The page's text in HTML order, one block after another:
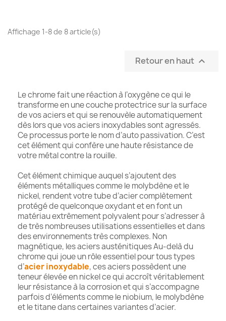
Affichage 1-8 de 8 article(s)
Retour en haut 
Le chrome fait une réaction à l’oxygène ce qui le
transforme en une couche protectrice sur la surface
de vos aciers et qui se renouvèle automatiquement
dès lors que vos aciers inoxydables sont agressés.
Ce processus porte le nom d’auto passivation. C’est
cet élément qui confère une haute résistance de
votre métal contre la rouille.
Cet élément chimique auquel s’ajoutent des
éléments métalliques comme le molybdène et le
nickel, rendent votre tube d’acier complètement
protégé de quelconque oxydant et en font un
matériau extrêmement polyvalent pour s’adresser à
de très nombreuses utilisations essentielles et dans
des environnements très complexes. Non
magnétique, les aciers austénitiques Au-delà du
chrome qui joue un rôle essentiel pour tous types
d’acier inoxydable, ces aciers possèdent une
teneur élevée en nickel ce qui accroît véritablement
leur résistance à la corrosion et qui s’accompagne
parfois d’éléments comme le niobium, le molybdène
et le titane dans certaines variantes d’acier.